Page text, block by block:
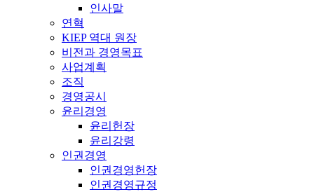
인사말
연혁
KIEP 역대 원장
비전과 경영목표
사업계획
조직
경영공시
윤리경영
윤리헌장
윤리강령
인권경영
인권경영헌장
인권경영규정